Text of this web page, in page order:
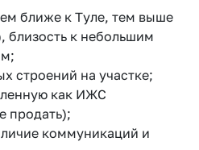
ближе к Туле, тем выше
близость к небольшим
строений на участке;
как ИЖС
продать);
коммуникаций и